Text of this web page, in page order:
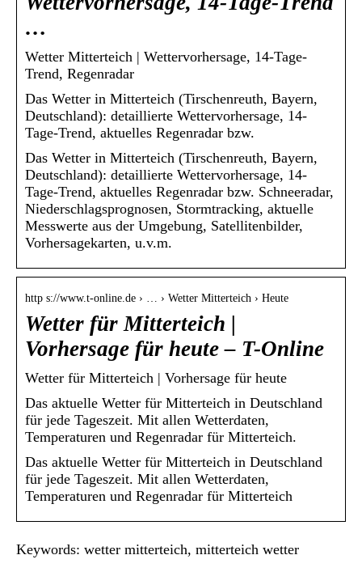
…
Wetter Mitterteich | Wettervorhersage, 14-Tage-
Trend, Regenradar
Das Wetter in Mitterteich (Tirschenreuth, Bayern,
Deutschland): detaillierte Wettervorhersage, 14-
Tage-Trend, aktuelles Regenradar bzw.
Das Wetter in Mitterteich (Tirschenreuth, Bayern,
Deutschland): detaillierte Wettervorhersage, 14-
Tage-Trend, aktuelles Regenradar bzw. Schneeradar,
Niederschlagsprognosen, Stormtracking, aktuelle
Messwerte aus der Umgebung, Satellitenbilder,
Vorhersagekarten, u.v.m.
http s://www.t-online.de › … › Wetter Mitterteich › Heute
Wetter für Mitterteich |
Vorhersage für heute – T-Online
Wetter für Mitterteich | Vorhersage für heute
Das aktuelle Wetter für Mitterteich in Deutschland
für jede Tageszeit. Mit allen Wetterdaten,
Temperaturen und Regenradar für Mitterteich.
Das aktuelle Wetter für Mitterteich in Deutschland
für jede Tageszeit. Mit allen Wetterdaten,
Temperaturen und Regenradar für Mitterteich
Keywords: wetter mitterteich, mitterteich wetter